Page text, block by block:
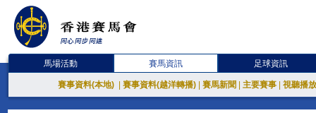
馬場活動 賽馬資訊 足球資訊
賽事資料(本地) 賽事資料(越洋轉播) 賽馬新聞 主要賽事 視聽播